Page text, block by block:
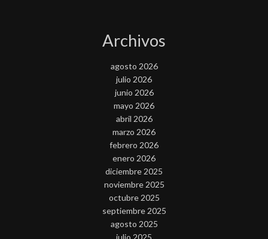
Archivos
agosto 2026
julio 2026
junio 2026
mayo 2026
abril 2026
marzo 2026
febrero 2026
enero 2026
diciembre 2025
noviembre 2025
octubre 2025
septiembre 2025
agosto 2025
julio 2025